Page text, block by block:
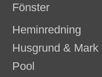
Fönster
Heminredning
Husgrund & Mark
Pool